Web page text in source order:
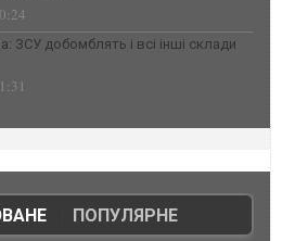
ЗСУ добомблять і всі інші склади
| ПОПУЛЯРНЕ